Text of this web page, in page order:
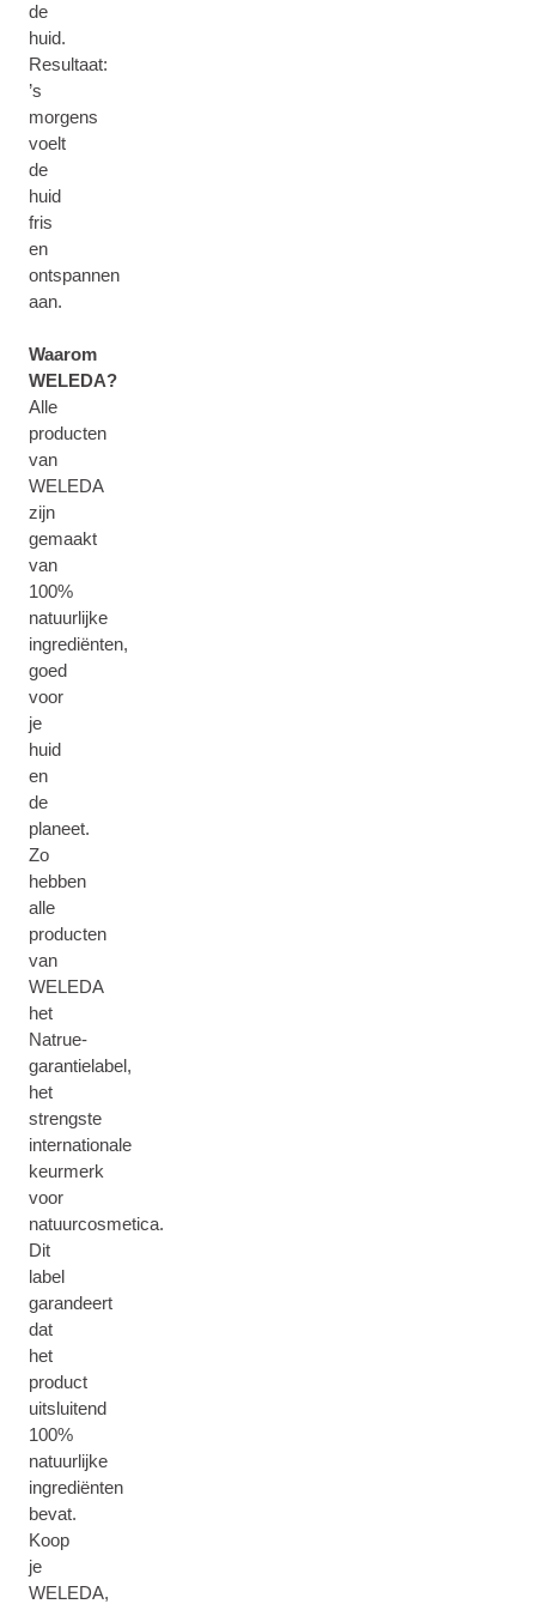
de
huid.
Resultaat:
’s
morgens
voelt
de
huid
fris
en
ontspannen
aan.
Waarom
WELEDA?
Alle
producten
van
WELEDA
zijn
gemaakt
van
100%
natuurlijke
ingrediënten,
goed
voor
je
huid
en
de
planeet.
Zo
hebben
alle
producten
van
WELEDA
het
Natrue-
garantielabel,
het
strengste
internationale
keurmerk
voor
natuurcosmetica.
Dit
label
garandeert
dat
het
product
uitsluitend
100%
natuurlijke
ingrediënten
bevat.
Koop
je
WELEDA,